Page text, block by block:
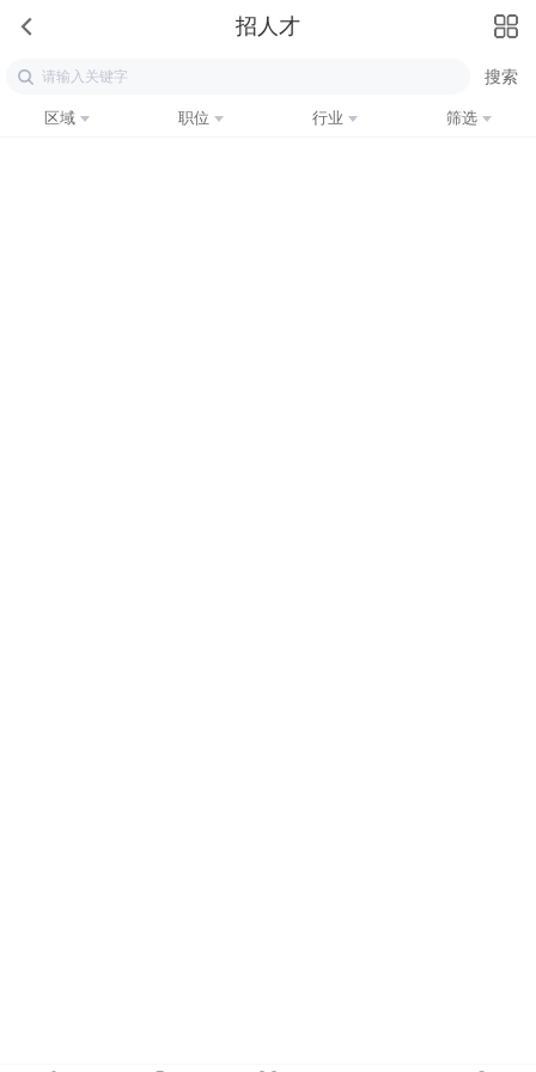
招人才
区域 职位 行业 筛选